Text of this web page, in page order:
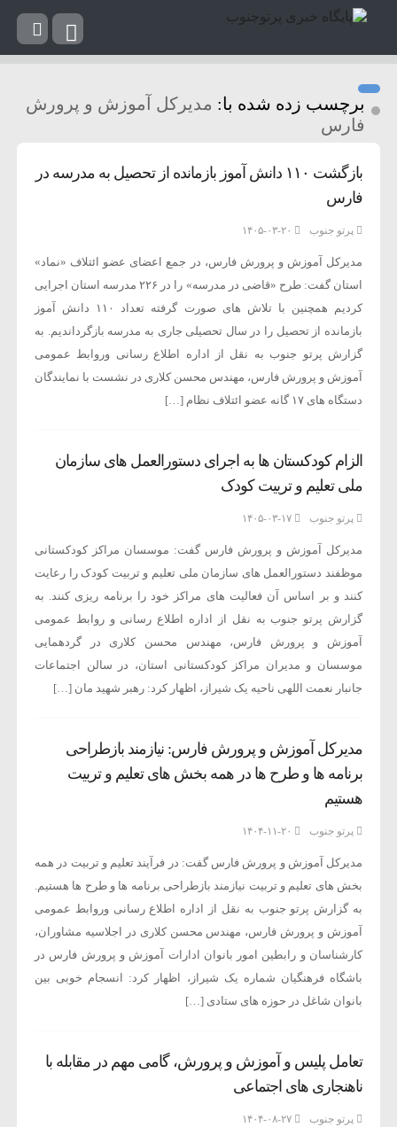
برچسب زده شده با: مدیرکل آموزش و پرورش
فارس
بازگشت ۱۱۰ دانش آموز بازمانده از تحصیل به مدرسه در
فارس
پرتو جنوب ۱۴۰۵-۰۳-۲۰
مدیرکل آموزش و پرورش فارس، در جمع اعضای عضو ائتلاف «نماد»
استان گفت: طرح «قاضی در مدرسه» را در ۲۲۶ مدرسه استان اجرایی
کردیم همچنین با تلاش های صورت گرفته تعداد ۱۱۰ دانش آموز
بازمانده از تحصیل را در سال تحصیلی جاری به مدرسه بازگرداندیم. به
گزارش پرتو جنوب به نقل از اداره اطلاع رسانی وروابط عمومی
آموزش و پرورش فارس، مهندس محسن کلاری در نشست با نمایندگان
دستگاه های ۱۷ گانه عضو ائتلاف نظام […]
الزام کودکستان ها به اجرای دستورالعمل های سازمان
ملی تعلیم و تربیت کودک
پرتو جنوب ۱۴۰۵-۰۳-۱۷
مدیرکل آموزش و پرورش فارس گفت: موسسان مراکز کودکستانی
موظفند دستورالعمل های سازمان ملی تعلیم و تربیت کودک را رعایت
کنند و بر اساس آن فعالیت های مراکز خود را برنامه ریزی کنند. به
گزارش پرتو جنوب به نقل از اداره اطلاع رسانی و روابط عمومی
آموزش و پرورش فارس، مهندس محسن کلاری در گردهمایی
موسسان و مدیران مراکز کودکستانی استان، در سالن اجتماعات
جانبار نعمت اللهی ناحیه یک شیراز، اظهار کرد: رهبر شهید مان […]
مدیرکل آموزش و پرورش فارس: نیازمند بازطراحی
برنامه ها و طرح ها در همه بخش های تعلیم و تربیت
هستیم
پرتو جنوب ۱۴۰۴-۱۱-۲۰
مدیرکل آموزش و پرورش فارس گفت: در فرآیند تعلیم و تربیت در همه
بخش های تعلیم و تربیت نیازمند بازطراحی برنامه ها و طرح ها هستیم.
به گزارش پرتو جنوب به نقل از اداره اطلاع رسانی وروابط عمومی
آموزش و پرورش فارس، مهندس محسن کلاری در اجلاسیه مشاوران،
کارشناسان و رابطین امور بانوان ادارات آموزش و پرورش فارس در
باشگاه فرهنگیان شماره یک شیراز، اظهار کرد: انسجام خوبی بین
بانوان شاغل در حوزه های ستادی […]
تعامل پلیس و آموزش و پرورش، گامی مهم در مقابله با
ناهنجاری های اجتماعی
پرتو جنوب ۱۴۰۴-۰۸-۲۷